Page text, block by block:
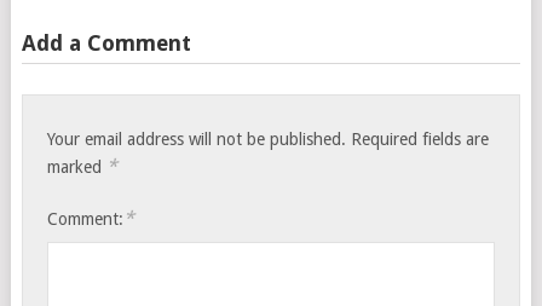
Add a Comment
Your email address will not be published. Required fields are
marked *
Comment: *